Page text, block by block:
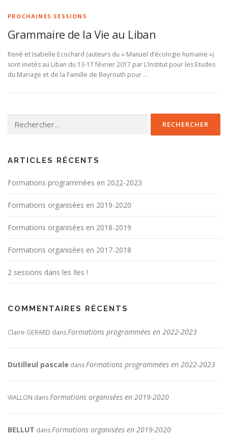
PROCHAINES SESSIONS
Grammaire de la Vie au Liban
René et Isabelle Ecochard (auteurs du « Manuel d’écologie humaine »)
sont invités au Liban du 13-17 février 2017 par L’Institut pour les Etudes
du Mariage et de la Famille de Beyrouth pour …
ARTICLES RÉCENTS
Formations programmées en 2022-2023
Formations organisées en 2019-2020
Formations organisées en 2018-2019
Formations organisées en 2017-2018
2 sessions dans les Iles !
COMMENTAIRES RÉCENTS
Claire GERARD dansFormations programmées en 2022-2023
Dutilleul pascale dansFormations programmées en 2022-2023
VIALLON dansFormations organisées en 2019-2020
BELLUT dansFormations organisées en 2019-2020